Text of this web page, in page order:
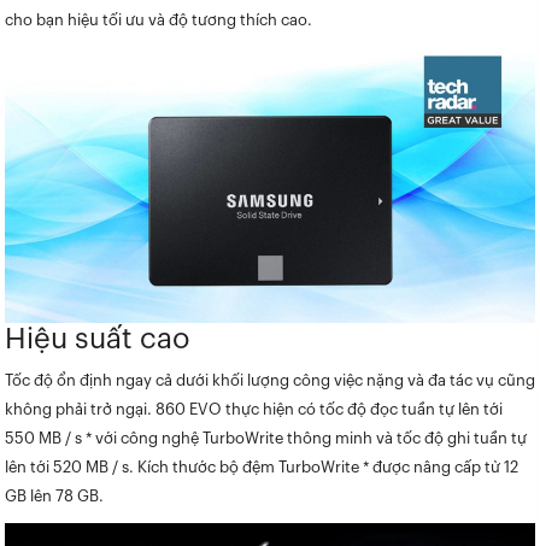
cho bạn hiệu tối ưu và độ tương thích cao.
Hiệu suất cao
Tốc độ ổn định ngay cả dưới khối lượng công việc nặng và đa tác vụ cũng
không phải trở ngại. 860 EVO thực hiện có tốc độ đọc tuần tự lên tới
550 MB / s * với công nghệ TurboWrite thông minh và tốc độ ghi tuần tự
lên tới 520 MB / s. Kích thước bộ đệm TurboWrite * được nâng cấp từ 12
GB lên 78 GB.